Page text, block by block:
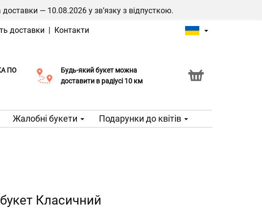
— 10.08.2026 у зв’язку з відпусткою.
доставки | Контакти
ПО
Будь-який букет можна
доставити в радіусі 10 км
Послуга Click & Collect
Жалобні букети Подарунки до квітів
Класичний